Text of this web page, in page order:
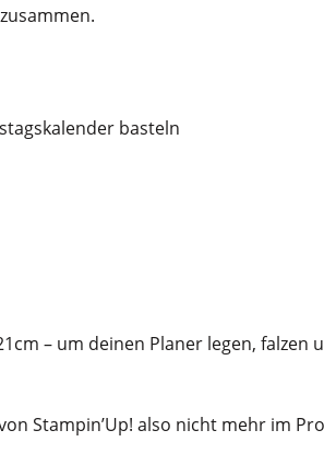
– um deinen Planer legen, falzen
Stampin’Up! also nicht mehr im